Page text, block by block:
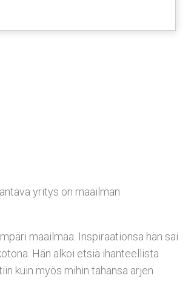
yritys on maailman
maailmaa. Inspiraationsa hän sai
Hän alkoi etsiä ihanteellista
kuin myös mihin tahansa arjen